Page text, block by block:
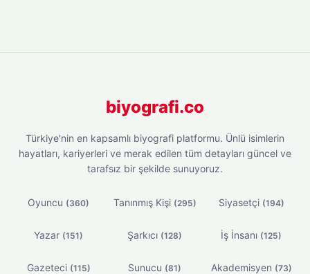
biyografi.co
Türkiye'nin en kapsamlı biyografi platformu. Ünlü isimlerin
hayatları, kariyerleri ve merak edilen tüm detayları güncel ve
tarafsız bir şekilde sunuyoruz.
Oyuncu (360) Tanınmış Kişi (295) Siyasetçi (194)
Yazar (151) Şarkıcı (128) İş İnsanı (125)
Gazeteci (115) Sunucu (81) Akademisyen (73)